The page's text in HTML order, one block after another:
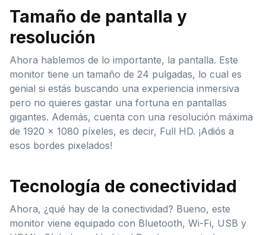
Tamaño de pantalla y
resolución
Ahora hablemos de lo importante, la pantalla. Este
monitor tiene un tamaño de 24 pulgadas, lo cual es
genial si estás buscando una experiencia inmersiva
pero no quieres gastar una fortuna en pantallas
gigantes. Además, cuenta con una resolución máxima
de 1920 x 1080 píxeles, es decir, Full HD. ¡Adiós a
esos bordes pixelados!
Tecnología de conectividad
Ahora, ¿qué hay de la conectividad? Bueno, este
monitor viene equipado con Bluetooth, Wi-Fi, USB y